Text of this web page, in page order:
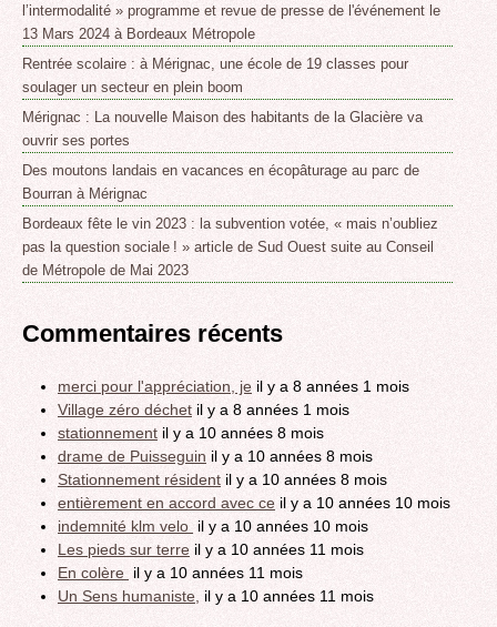
l’intermodalité » programme et revue de presse de l'événement le
13 Mars 2024 à Bordeaux Métropole
Rentrée scolaire : à Mérignac, une école de 19 classes pour
soulager un secteur en plein boom
Mérignac : La nouvelle Maison des habitants de la Glacière va
ouvrir ses portes
Des moutons landais en vacances en écopâturage au parc de
Bourran à Mérignac
Bordeaux fête le vin 2023 : la subvention votée, « mais n’oubliez
pas la question sociale ! » article de Sud Ouest suite au Conseil
de Métropole de Mai 2023
Commentaires récents
merci pour l'appréciation, je il y a 8 années 1 mois
Village zéro déchet il y a 8 années 1 mois
stationnement il y a 10 années 8 mois
drame de Puisseguin il y a 10 années 8 mois
Stationnement résident il y a 10 années 8 mois
entièrement en accord avec ce il y a 10 années 10 mois
indemnité klm velo il y a 10 années 10 mois
Les pieds sur terre il y a 10 années 11 mois
En colère il y a 10 années 11 mois
Un Sens humaniste, il y a 10 années 11 mois